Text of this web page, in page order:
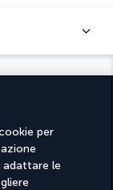
per
le